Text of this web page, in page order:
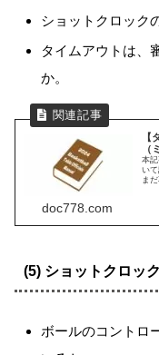
ショットクロック
タイムアウトは、
か。
【
（
本
い
ま
doc778.com
(5) ショットクロッ
ボールのコントロ